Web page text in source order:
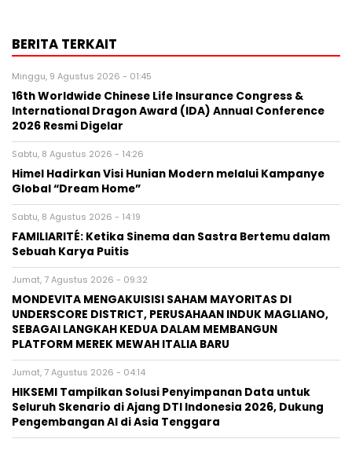
BERITA TERKAIT
Minggu, 9 Agustus 2026 - 01:45
16th Worldwide Chinese Life Insurance Congress &
International Dragon Award (IDA) Annual Conference
2026 Resmi Digelar
Sabtu, 8 Agustus 2026 - 14:26
Himel Hadirkan Visi Hunian Modern melalui Kampanye
Global “Dream Home”
Sabtu, 8 Agustus 2026 - 14:19
FAMILIARITÉ: Ketika Sinema dan Sastra Bertemu dalam
Sebuah Karya Puitis
Jumat, 7 Agustus 2026 - 09:32
MONDEVITA MENGAKUISISI SAHAM MAYORITAS DI
UNDERSCORE DISTRICT, PERUSAHAAN INDUK MAGLIANO,
SEBAGAI LANGKAH KEDUA DALAM MEMBANGUN
PLATFORM MEREK MEWAH ITALIA BARU
Jumat, 7 Agustus 2026 - 04:14
HIKSEMI Tampilkan Solusi Penyimpanan Data untuk
Seluruh Skenario di Ajang DTI Indonesia 2026, Dukung
Pengembangan AI di Asia Tenggara